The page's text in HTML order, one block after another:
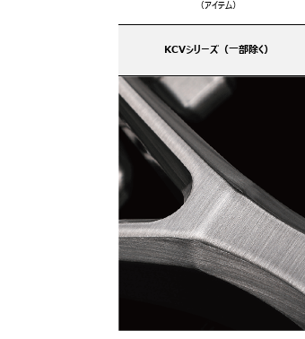
（アイテム）
KCVシリーズ（一部除く）